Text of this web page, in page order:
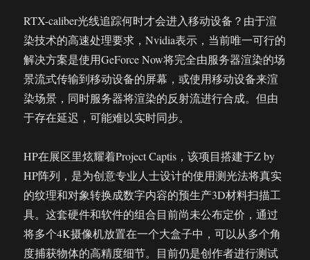
RTX-caliber光线追踪何时才会进入移动设备？由于渲
染技术的高速处理要求，Nvidia表示，当前唯一可行的
解决方案是使用GeForce Now将完全由服务器渲染的场
景流式传输到移动设备的屏幕，或使用移动设备来渲
染场景，同时服务器将渲染的反射流进行合成。但由
于存在延迟，可能难以实时同步。
HP在展区里炫耀着Project Captis，该项目搭建于Z by
HP阵列，是为创意专业人士设计的使用测光法将真实
的纹理和对象转换成数字内容的预生产3D材料扫描工
具。这套硬件和软件的组合目前尚未公布定价，通过
将多个4K摄像机放置在一个大盒子中，可以从多个角
度捕获物体的高精度细节。目前仍是创作者进行测试